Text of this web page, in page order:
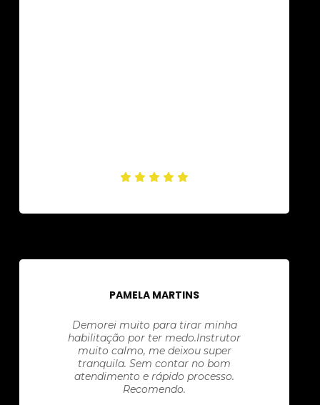
PAMELA MARTINS
Demorei muito para tirar minha
habilitação por ter medo.Instrutor
muito calmo, me deixou super
tranquila. Sem contar no bom
atendimento e rápido processo.
Recomendo.